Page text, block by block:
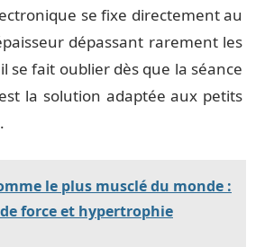
se fixe directement au
dépassant rarement les
se fait oublier dès que la séance
la solution adaptée aux petits
le plus musclé du monde :
force et hypertrophie